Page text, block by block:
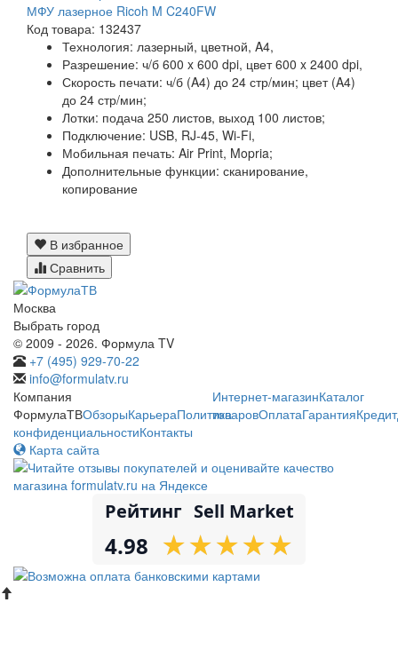
МФУ лазерное Ricoh M C240FW
Код товара: 132437
Технология: лазерный, цветной, A4,
Разрешение: ч/б 600 x 600 dpi, цвет 600 x 2400 dpi,
Скорость печати: ч/б (A4) до 24 стр/мин; цвет (A4)
до 24 стр/мин;
Лотки: подача 250 листов, выход 100 листов;
Подключение: USB, RJ-45, Wi-Fi,
Мобильная печать: Air Print, Mopria;
Дополнительные функции: сканирование,
копирование
В избранное
Сравнить
Москва
Выбрать город
© 2009 - 2026. Формула TV
+7 (495) 929-70-22
info@formulatv.ru
Компания
ФормулаТВОбзорыКарьераПолитика
конфиденциальностиКонтакты
Интернет-магазинКаталог
товаровОплатаГарантияКредит
Карта сайта
Рейтинг Sell Market
4.98 ★
★★
★★
★★
★★
★